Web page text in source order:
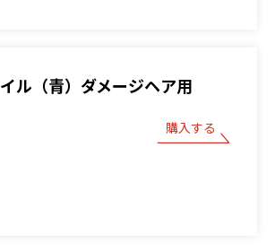
ル（青）ダメージヘア用
購入する